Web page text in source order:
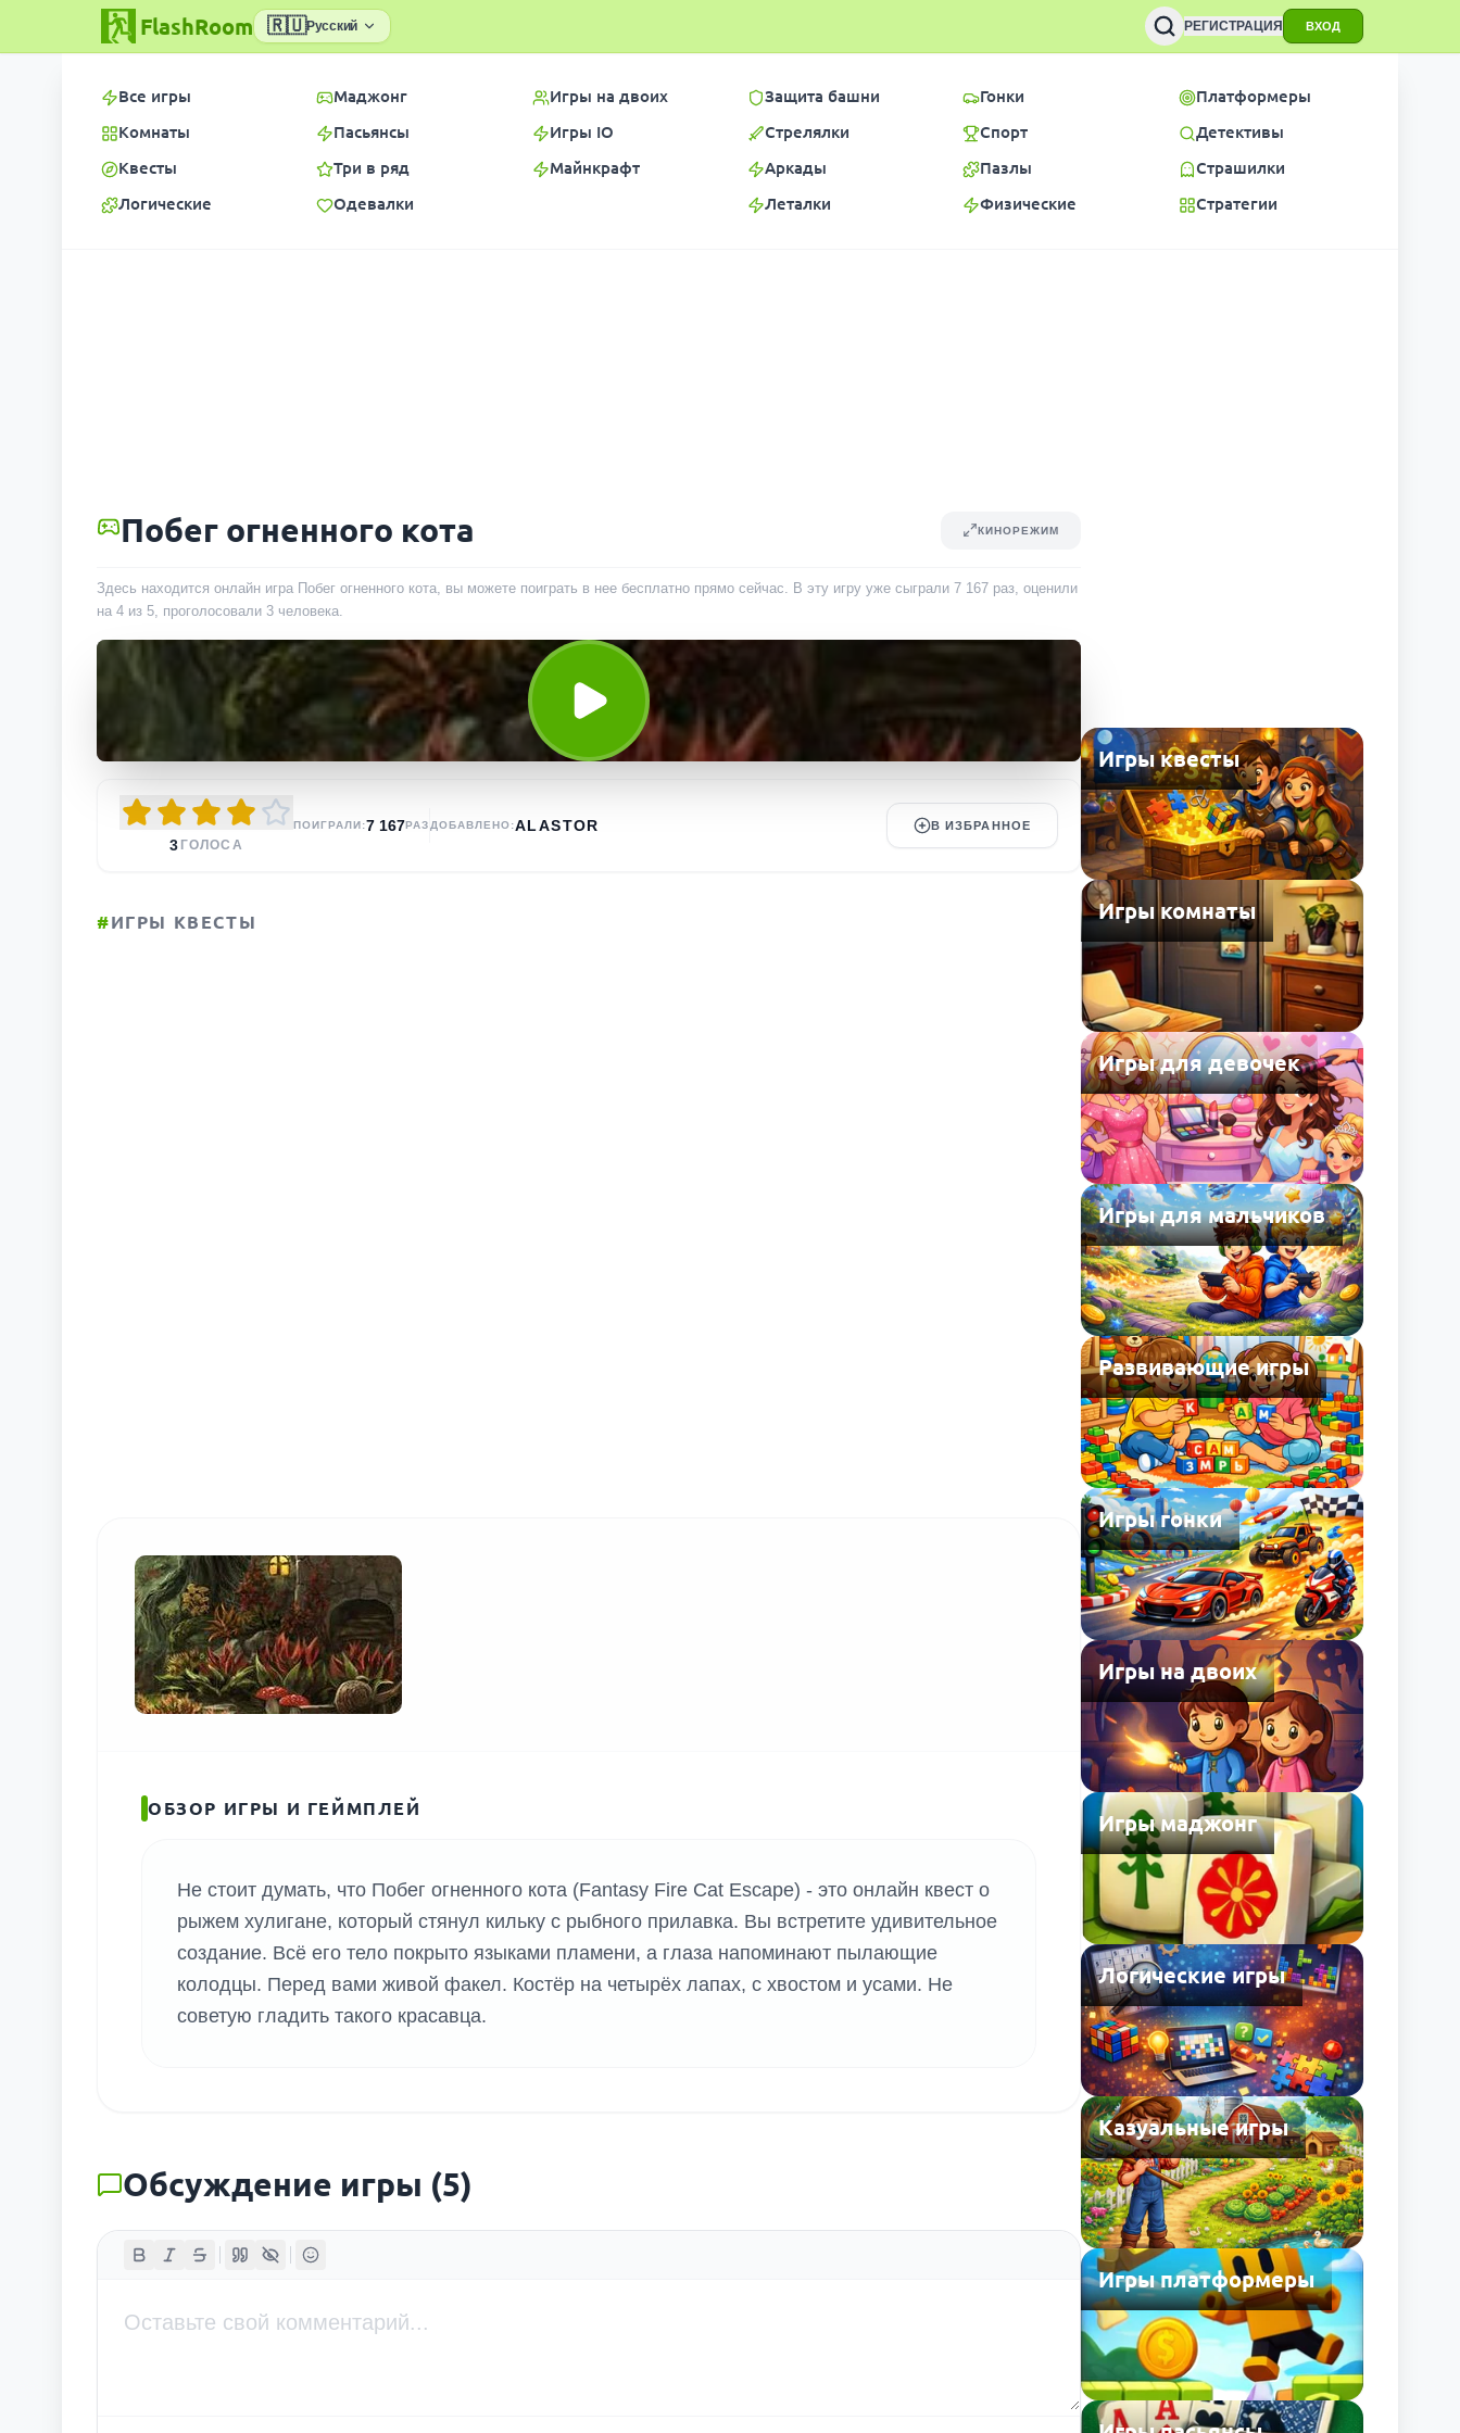
FlashRoom 🇷🇺Русский РЕГИСТРАЦИЯ ВХОД
Все игры
Комнаты
Квесты
Логические
Маджонг
Пасьянсы
Три в ряд
Одевалки
Игры на двоих
Игры IO
Майнкрафт
Защита башни
Стрелялки
Аркады
Леталки
Гонки
Спорт
Пазлы
Физические
Платформеры
Детективы
Страшилки
Стратегии
Побег огненного кота КИНОРЕЖИМ
Здесь находится онлайн игра Побег огненного кота, вы можете поиграть в нее бесплатно прямо сейчас. В эту игру уже сыграли 7 167 раз, оценили
на 4 из 5, проголосовали 3 человека.
3 ГОЛОСА
ПОИГРАЛИ:7 167РАЗ ДОБАВЛЕНО:ALASTOR В ИЗБРАННОЕ
#ИГРЫ КВЕСТЫ
ОБЗОР ИГРЫ И ГЕЙМПЛЕЙ
Не стоит думать, что Побег огненного кота (Fantasy Fire Cat Escape) - это онлайн квест о
рыжем хулигане, который стянул кильку с рыбного прилавка. Вы встретите удивительное
создание. Всё его тело покрыто языками пламени, а глаза напоминают пылающие
колодцы. Перед вами живой факел. Костёр на четырёх лапах, с хвостом и усами. Не
советую гладить такого красавца.
Обсуждение игры (5)
Игры квесты
Игры комнаты
Игры для девочек
Игры для мальчиков
Развивающие игры
Игры гонки
Игры на двоих
Игры маджонг
Логические игры
Казуальные игры
Игры платформеры